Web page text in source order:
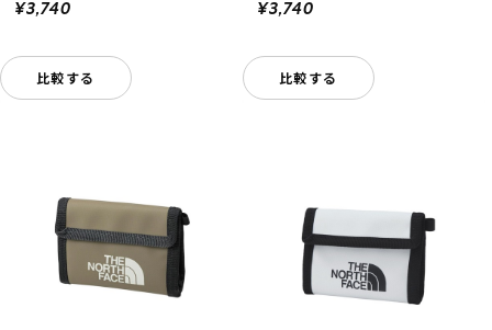
¥3,740
比較する
¥3,740
比較する